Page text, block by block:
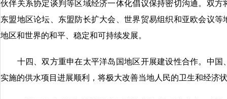
伙伴关系协定谈判等区域经济一体化倡议保持密切沟通。双
东盟地区论坛、东盟防长扩大会、世界贸易组织和亚欧会议
地区和世界的和平、稳定和可持续发展。
十四、双方重申在太平洋岛国地区开展建设性合作。中国
实施的供水项目进展顺利，将极大改善当地人民的卫生和经济